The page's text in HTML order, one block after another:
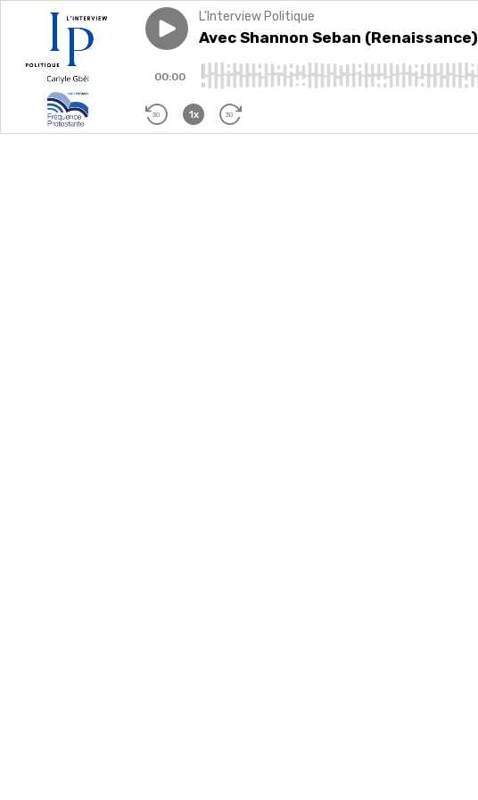
Play episodeAvec Shannon Seban (Renaissance)
L'Interview Politique
Avec Shannon Seban (Renaissance)
00:00
30 1x 30